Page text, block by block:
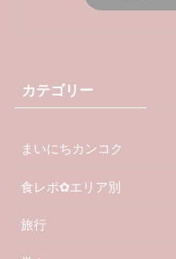
カテゴリー
まいにちカンコク
食レポ✿エリア別
旅行